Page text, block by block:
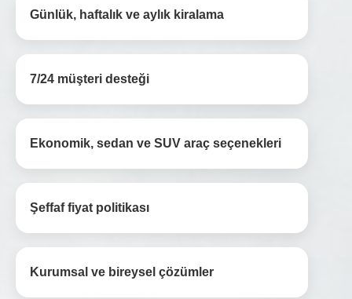
Günlük, haftalık ve aylık kiralama
7/24 müşteri desteği
Ekonomik, sedan ve SUV araç seçenekleri
Şeffaf fiyat politikası
Kurumsal ve bireysel çözümler